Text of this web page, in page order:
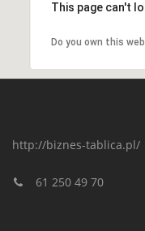
This page can't
Do you own this
http://biznes-tablica.pl/
61 250 49 70